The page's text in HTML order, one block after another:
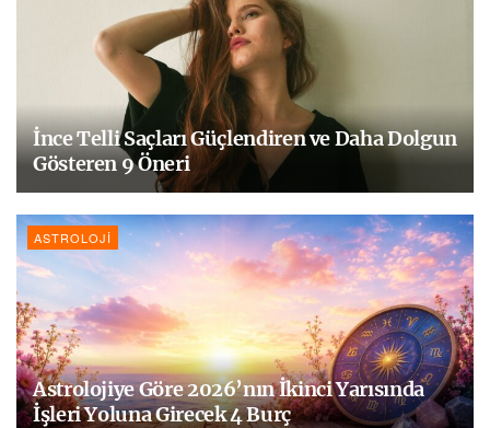
İnce Telli Saçları Güçlendiren ve Daha Dolgun
Gösteren 9 Öneri
ASTROLOJI
Astrolojiye Göre 2026’nın İkinci Yarısında
İşleri Yoluna Girecek 4 Burç